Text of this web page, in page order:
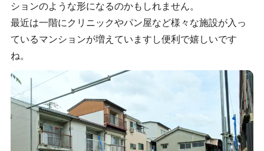
ションのような形になるのかもしれません。
最近は一階にクリニックやパン屋など様々な施設が入っ
ているマンションが増えていますし便利で嬉しいです
ね。